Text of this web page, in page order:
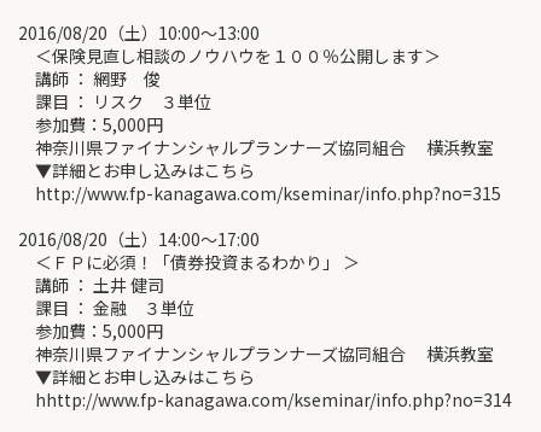
2016/08/20（土）10:00～13:00
＜保険見直し相談のノウハウを１００％公開します＞
講師 ： 網野 俊
課目 ： リスク ３単位
参加費：5,000円
神奈川県ファイナンシャルプランナーズ協同組合 横浜教室
▼詳細とお申し込みはこちら
http://www.fp-kanagawa.com/kseminar/info.php?no=315
2016/08/20（土）14:00～17:00
＜ＦＰに必須！「債券投資まるわかり」 ＞
講師 ： 土井 健司
課目 ： 金融 ３単位
参加費：5,000円
神奈川県ファイナンシャルプランナーズ協同組合 横浜教室
▼詳細とお申し込みはこちら
hhttp://www.fp-kanagawa.com/kseminar/info.php?no=314